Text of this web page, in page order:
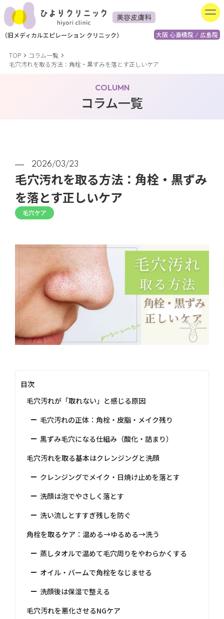
美容皮膚科
大阪 心斎橋院 / 広島院
（旧メディカルエピレーション クリニック）
TOP
コラム一覧
毛穴汚れを取る方法：角栓・黒ずみを落とす正しいケア
COLUMN
コラム一覧
2026/03/23
毛穴汚れを取る方法：角栓・黒ずみ
を落とす正しいケア
毛穴ケア
目次
毛穴汚れが「取れない」と感じる原因
毛穴汚れの正体：角栓・皮脂・メイク残り
黒ずみ毛穴になる仕組み（酸化・詰まり）
毛穴汚れを取る基本はクレンジングと洗顔
クレンジングでメイク・日焼け止めを落とす
洗顔は泡でやさしく落とす
洗い流しとすすぎ残しを防ぐ
角栓を取るケア：温める→ゆるめる→洗う
蒸しタオルで温めて毛穴周りをやわらかくする
オイル・バームで角栓をなじませる
洗顔後は保湿で整える
毛穴汚れを悪化させるNGケア